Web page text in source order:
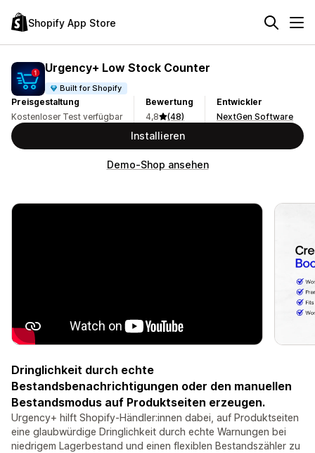
Shopify App Store
Urgency+ Low Stock Counter
Built for Shopify
Preisgestaltung
Kostenloser Test verfügbar
Bewertung
4,8
(48)
Entwickler
NextGen Software
Installieren
Demo-Shop ansehen
Dringlichkeit durch echte
Bestandsbenachrichtigungen oder den manuellen
Bestandsmodus auf Produktseiten erzeugen.
Urgency+ hilft Shopify-Händler:innen dabei, auf Produktseiten
eine glaubwürdige Dringlichkeit durch echte Warnungen bei
niedrigem Lagerbestand und einen flexiblen Bestandszähler zu